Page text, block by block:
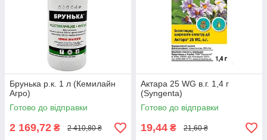
Брунька р.к. 1 л (Кемилайн
Агро)
Готово до відправки
2 169,72 ₴ 2 410,80 ₴
Актара 25 WG в.г. 1,4 г
(Syngenta)
Готово до відправки
19,44 ₴ 21,60 ₴